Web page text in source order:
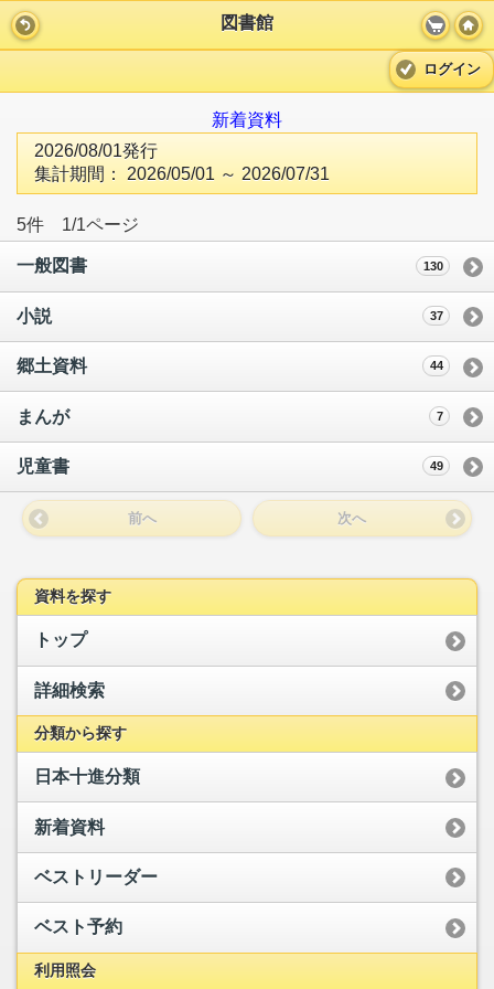
図書館
ログイン
新着資料
2026/08/01発行
集計期間： 2026/05/01 ～ 2026/07/31
5件 1/1ページ
一般図書 130
小説 37
郷土資料 44
まんが 7
児童書 49
前へ 次へ
資料を探す
トップ
詳細検索
分類から探す
日本十進分類
新着資料
ベストリーダー
ベスト予約
利用照会